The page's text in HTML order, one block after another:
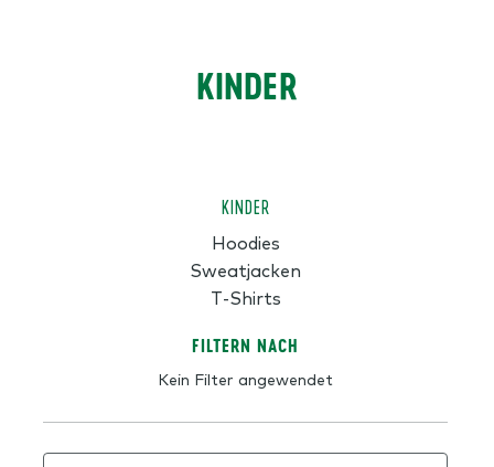
KINDER
FILTERN NACH
Kein Filter angewendet
KINDER
Hoodies
Sweatjacken
T-Shirts